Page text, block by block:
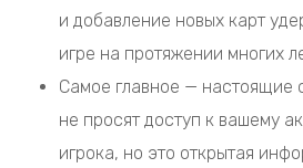
и добавление новых карт
игре на протяжении многих
Самое главное — настоящие
не просят доступ к вашему
игрока, но это открытая